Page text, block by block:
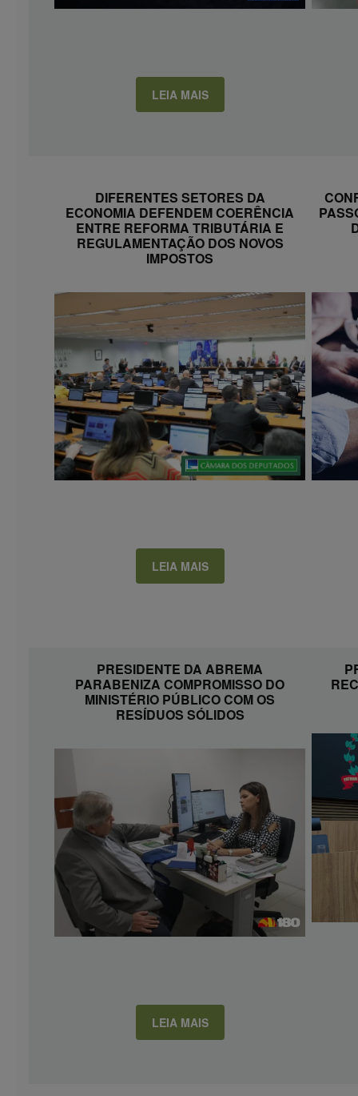
LEIA MAIS
DIFERENTES SETORES DA
ECONOMIA DEFENDEM COERÊNCIA
ENTRE REFORMA TRIBUTÁRIA E
REGULAMENTAÇÃO DOS NOVOS
IMPOSTOS
LEIA MAIS
PRESIDENTE DA ABREMA
PARABENIZA COMPROMISSO DO
MINISTÉRIO PÚBLICO COM OS
RESÍDUOS SÓLIDOS
LEIA MAIS